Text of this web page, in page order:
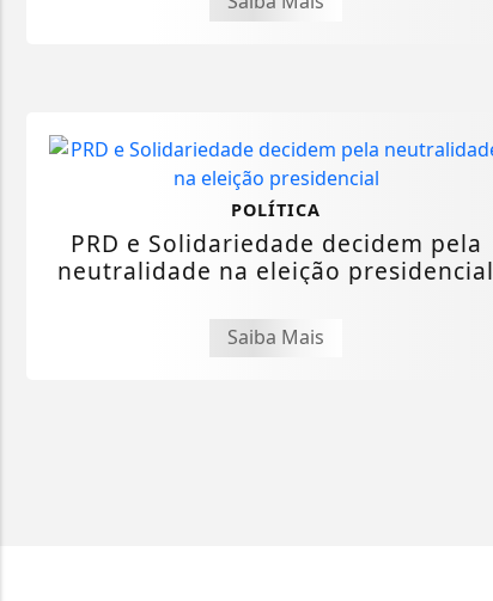
POLÍTICA
PRD e Solidariedade decidem pela
neutralidade na eleição presidencial
Saiba Mais